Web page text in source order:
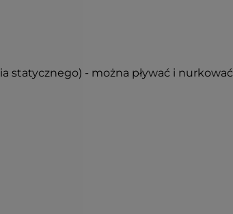
statycznego) - można pływać i nurkować